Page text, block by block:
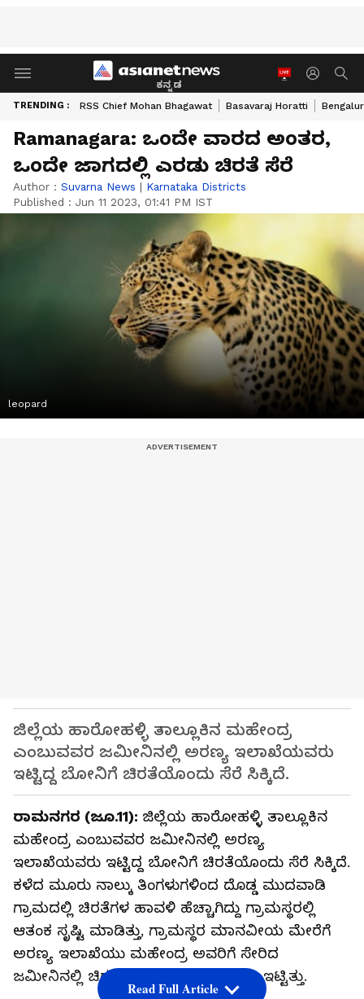
ಕನ್ನಡ
TRENDING : RSS Chief Mohan Bhagawat Basavaraj Horatti
Ramanagara: ಒಂದೇ ವಾರದ ಅಂತರ,
ಒಂದೇ ಜಾಗದಲ್ಲಿ ಎರಡು ಚಿರತೆ ಸೆರೆ
Author : Suvarna News | Karnataka Districts
Published : Jun 11 2023, 01:41 PM IST
leopard
ಜಿಲ್ಲೆಯ ಹಾರೋಹಳ್ಳಿ ತಾಲ್ಲೂಕಿನ ಮಹೇಂದ್ರ
ಎಂಬುವವರ ಜಮೀನಿನಲ್ಲಿ ಅರಣ್ಯ ಇಲಾಖೆಯವರು
ಇಟ್ಟಿದ್ದ ಬೋನಿಗೆ ಚಿರತೆಯೊಂದು ಸೆರೆ ಸಿಕ್ಕಿದೆ.
ರಾಮನಗರ (ಜೂ.11): ಜಿಲ್ಲೆಯ ಹಾರೋಹಳ್ಳಿ ತಾಲ್ಲೂಕಿನ
ಮಹೇಂದ್ರ ಎಂಬುವವರ ಜಮೀನಿನಲ್ಲಿ ಅರಣ್ಯ
ಇಲಾಖೆಯವರು ಇಟ್ಟಿದ್ದ ಬೋನಿಗೆ ಚಿರತೆಯೊಂದು ಸೆರೆ ಸಿಕ್ಕಿದೆ.
ಕಳೆದ ಮೂರು ನಾಲ್ಕು ತಿಂಗಳುಗಳಿಂದ ದೊಡ್ಡ ಮುದವಾಡಿ
ಗ್ರಾಮದಲ್ಲಿ ಚಿರತೆಗಳ ಹಾವಳಿ ಹೆಚ್ಚಾಗಿದ್ದು ಗ್ರಾಮಸ್ಥರಲ್ಲಿ
ಆತಂಕ ಸೃಷ್ಟಿ ಮಾಡಿತ್ತು, ಗ್ರಾಮಸ್ಥರ ಮಾನವೀಯ ಮೇರೆಗೆ
ಅರಣ್ಯ ಇಲಾಖೆಯು ಮಹೇಂದ್ರ ಅವರಿಗೆ ಸೇರಿದ
ಜಮೀನಿನಲ್ಲಿ ಚಿರತೆ ಸೆರೆ ಹಿಡಿಯುವ ಬೋನು ಇಟ್ಟಿತ್ತು.
Read Full Article